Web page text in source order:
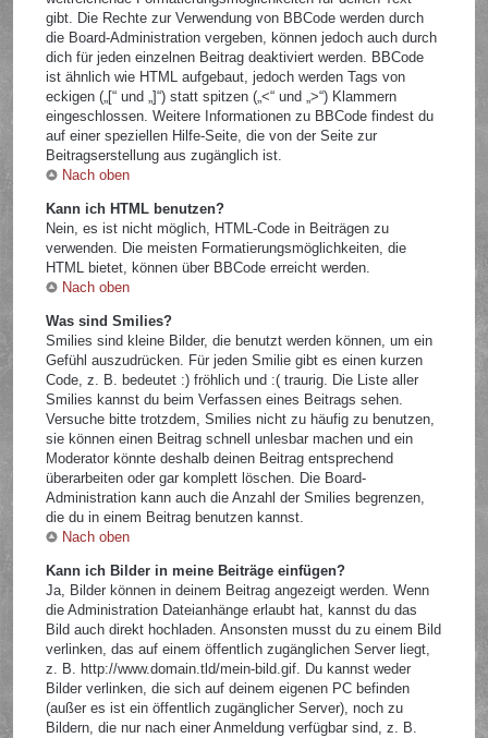
gibt. Die Rechte zur Verwendung von BBCode werden durch
die Board-Administration vergeben, können jedoch auch durch
dich für jeden einzelnen Beitrag deaktiviert werden. BBCode
ist ähnlich wie HTML aufgebaut, jedoch werden Tags von
eckigen („[“ und „]“) statt spitzen („<“ und „>“) Klammern
eingeschlossen. Weitere Informationen zu BBCode findest du
auf einer speziellen Hilfe-Seite, die von der Seite zur
Beitragserstellung aus zugänglich ist.
Nach oben
Kann ich HTML benutzen?
Nein, es ist nicht möglich, HTML-Code in Beiträgen zu
verwenden. Die meisten Formatierungsmöglichkeiten, die
HTML bietet, können über BBCode erreicht werden.
Nach oben
Was sind Smilies?
Smilies sind kleine Bilder, die benutzt werden können, um ein
Gefühl auszudrücken. Für jeden Smilie gibt es einen kurzen
Code, z. B. bedeutet :) fröhlich und :( traurig. Die Liste aller
Smilies kannst du beim Verfassen eines Beitrags sehen.
Versuche bitte trotzdem, Smilies nicht zu häufig zu benutzen,
sie können einen Beitrag schnell unlesbar machen und ein
Moderator könnte deshalb deinen Beitrag entsprechend
überarbeiten oder gar komplett löschen. Die Board-
Administration kann auch die Anzahl der Smilies begrenzen,
die du in einem Beitrag benutzen kannst.
Nach oben
Kann ich Bilder in meine Beiträge einfügen?
Ja, Bilder können in deinem Beitrag angezeigt werden. Wenn
die Administration Dateianhänge erlaubt hat, kannst du das
Bild auch direkt hochladen. Ansonsten musst du zu einem Bild
verlinken, das auf einem öffentlich zugänglichen Server liegt,
z. B. http://www.domain.tld/mein-bild.gif. Du kannst weder
Bilder verlinken, die sich auf deinem eigenen PC befinden
(außer es ist ein öffentlich zugänglicher Server), noch zu
Bildern, die nur nach einer Anmeldung verfügbar sind, z. B.